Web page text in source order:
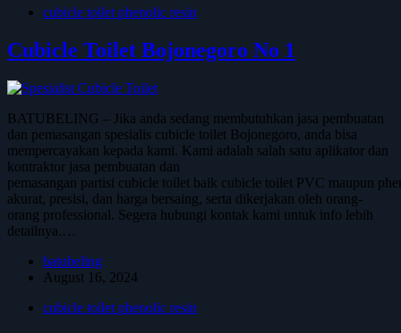
cubicle toilet phenolic resin
Cubicle Toilet Bojonegoro No 1
BATUBELING – Jika anda sedang membutuhkan jasa pembuatan
dan pemasangan spesialis cubicle toilet Bojonegoro, anda bisa
mempercayakan kepada kami. Kami adalah salah satu aplikator dan
kontraktor jasa pembuatan dan
pemasangan partisi cubicle toilet baik cubicle toilet PVC maupun
akurat, presisi, dan harga bersaing, serta dikerjakan oleh orang-
orang professional. Segera hubungi kontak kami untuk info lebih
detailnya.…
batubeling
August 16, 2024
cubicle toilet phenolic resin